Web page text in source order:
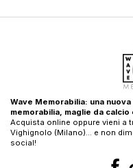
Wave Memorabilia: una
memorabilia, maglie da
Acquista online oppure vieni a
Vighignolo (Milano)… e non
social!